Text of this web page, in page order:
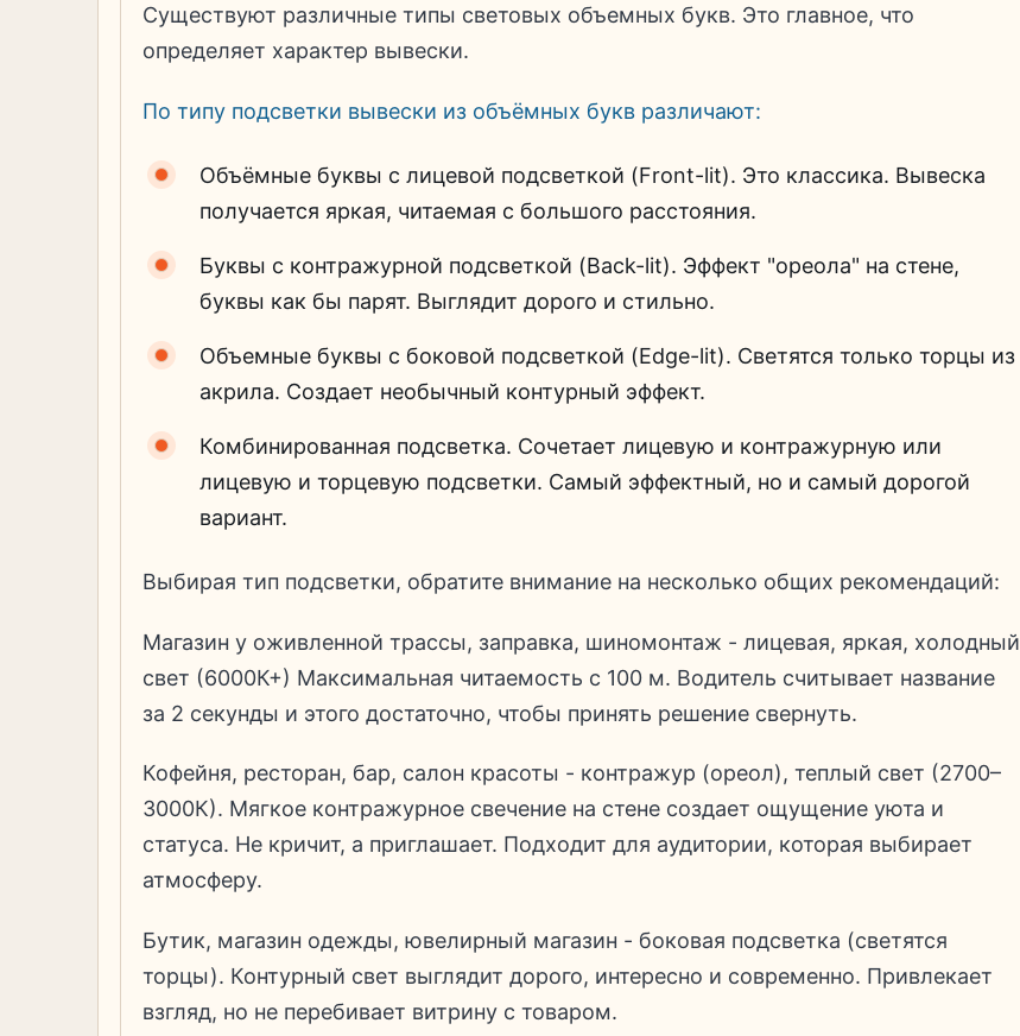
Существуют различные типы световых объемных букв. Это главное, что
определяет характер вывески.
По типу подсветки вывески из объёмных букв различают:
Объёмные буквы с лицевой подсветкой (Front-lit). Это классика. Вывеска
получается яркая, читаемая с большого расстояния.
Буквы с контражурной подсветкой (Back-lit). Эффект "ореола" на стене,
буквы как бы парят. Выглядит дорого и стильно.
Объемные буквы с боковой подсветкой (Edge-lit). Светятся только торцы из
акрила. Создает необычный контурный эффект.
Комбинированная подсветка. Сочетает лицевую и контражурную или
лицевую и торцевую подсветки. Самый эффектный, но и самый дорогой
вариант.
Выбирая тип подсветки, обратите внимание на несколько общих рекомендаций:
Магазин у оживленной трассы, заправка, шиномонтаж - лицевая, яркая, холодный
свет (6000К+) Максимальная читаемость с 100 м. Водитель считывает название
за 2 секунды и этого достаточно, чтобы принять решение свернуть.
Кофейня, ресторан, бар, салон красоты - контражур (ореол), теплый свет (2700–
3000К). Мягкое контражурное свечение на стене создает ощущение уюта и
статуса. Не кричит, а приглашает. Подходит для аудитории, которая выбирает
атмосферу.
Бутик, магазин одежды, ювелирный магазин - боковая подсветка (светятся
торцы). Контурный свет выглядит дорого, интересно и современно. Привлекает
взгляд, но не перебивает витрину с товаром.